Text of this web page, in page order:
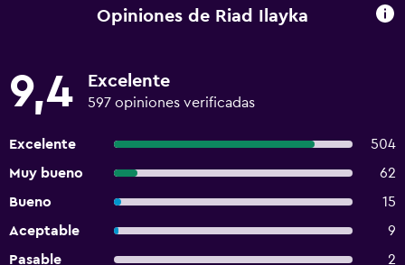
Opiniones de Riad Ilayka
9,4 Excelente
597 opiniones verificadas
Excelente
504
Muy bueno
62
Bueno
15
Aceptable
9
Pasable
2